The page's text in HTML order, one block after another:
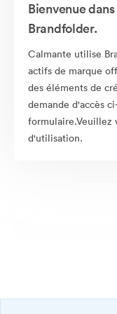
Bienvenue
Brandfolder.
Calmante utilise
actifs de marque
des éléments de
demande d'accès
formulaire.Veuillez
d'utilisation.